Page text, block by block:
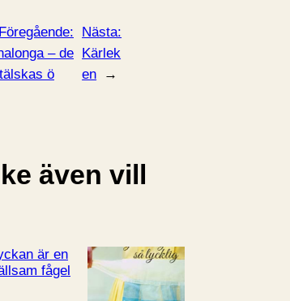
– de
ö
Nästa:
Kärlek
en
→
även vill
är en
fågel